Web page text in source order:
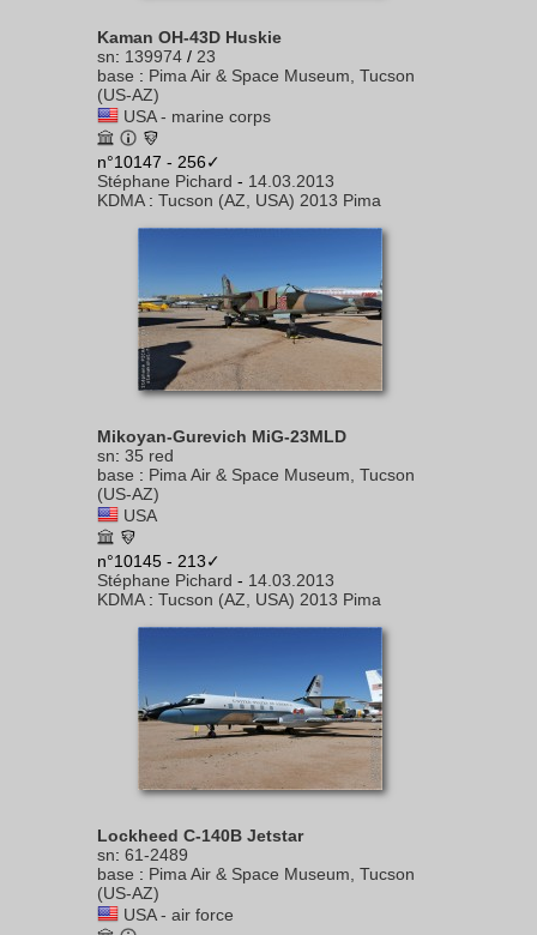
Kaman OH-43D Huskie
sn: 139974 / 23
base : Pima Air & Space Museum, Tucson
(US-AZ)
USA - marine corps
n°10147 - 256✓
Stéphane Pichard - 14.03.2013
KDMA: Tucson (AZ, USA) 2013 Pima
Mikoyan-Gurevich MiG-23MLD
sn: 35 red
base : Pima Air & Space Museum, Tucson
(US-AZ)
USA
n°10145 - 213✓
Stéphane Pichard - 14.03.2013
KDMA: Tucson (AZ, USA) 2013 Pima
Lockheed C-140B Jetstar
sn: 61-2489
base : Pima Air & Space Museum, Tucson
(US-AZ)
USA - air force